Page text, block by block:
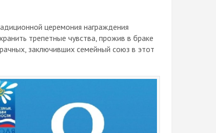
церемония награждения
трепетные чувства, прожив в браке
заключивших семейный союз в этот